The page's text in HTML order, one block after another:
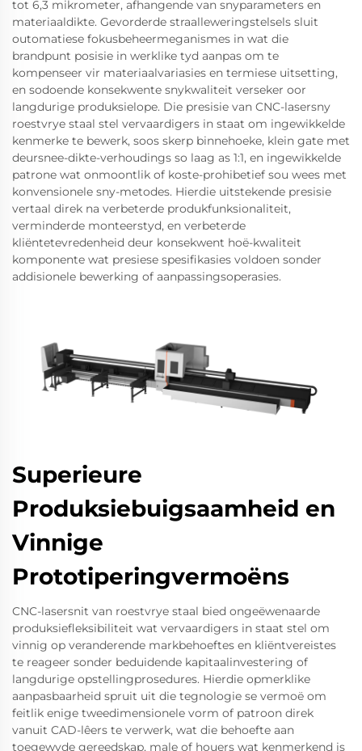
tot 6,3 mikrometer, afhangende van snyparameters en
materiaaldikte. Gevorderde straalleweringstelsels sluit
outomatiese fokusbeheermeganismes in wat die
brandpunt posisie in werklike tyd aanpas om te
kompenseer vir materiaalvariasies en termiese uitsetting,
en sodoende konsekwente snykwaliteit verseker oor
langdurige produksielope. Die presisie van CNC-lasersny
roestvrye staal stel vervaardigers in staat om ingewikkelde
kenmerke te bewerk, soos skerp binnehoeke, klein gate met
deursnee-dikte-verhoudings so laag as 1:1, en ingewikkelde
patrone wat onmoontlik of koste-prohibetief sou wees met
konvensionele sny-metodes. Hierdie uitstekende presisie
vertaal direk na verbeterde produkfunksionaliteit,
verminderde monteerstyd, en verbeterde
kliëntetevredenheid deur konsekwent hoë-kwaliteit
komponente wat presiese spesifikasies voldoen sonder
addisionele bewerking of aanpassingsoperasies.
Superieure
Produksiebuigsaamheid en
Vinnige
Prototiperingvermoëns
CNC-lasersnit van roestvrye staal bied ongeëwenaarde
produksiefleksibiliteit wat vervaardigers in staat stel om
vinnig op veranderende markbehoeftes en kliëntvereistes
te reageer sonder beduidende kapitaalinvestering of
langdurige opstellingprosedures. Hierdie opmerklike
aanpasbaarheid spruit uit die tegnologie se vermoë om
feitlik enige tweedimensionele vorm of patroon direk
vanuit CAD-lêers te verwerk, wat die behoefte aan
toegewyde gereedskap, male of houers wat kenmerkend is